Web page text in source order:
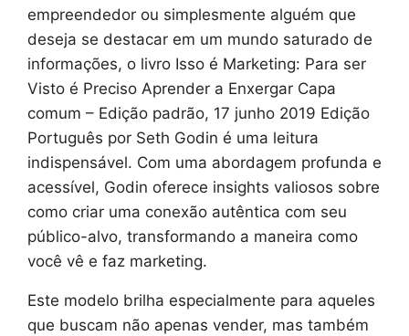
empreendedor ou simplesmente alguém que
deseja se destacar em um mundo saturado de
informações, o livro Isso é Marketing: Para ser
Visto é Preciso Aprender a Enxergar Capa
comum – Edição padrão, 17 junho 2019 Edição
Português por Seth Godin é uma leitura
indispensável. Com uma abordagem profunda e
acessível, Godin oferece insights valiosos sobre
como criar uma conexão autêntica com seu
público-alvo, transformando a maneira como
você vê e faz marketing.
Este modelo brilha especialmente para aqueles
que buscam não apenas vender, mas também